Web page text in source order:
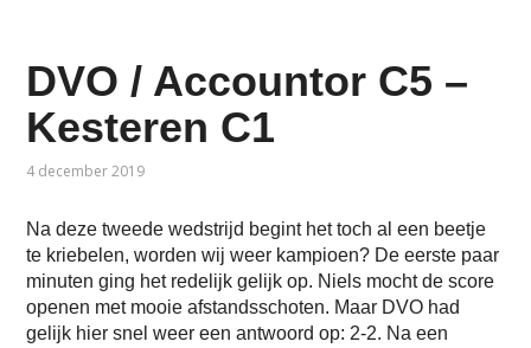
DVO / Accountor C5 –
Kesteren C1
4 december 2019
Na deze tweede wedstrijd begint het toch al een beetje
te kriebelen, worden wij weer kampioen? De eerste paar
minuten ging het redelijk gelijk op. Niels mocht de score
openen met mooie afstandsschoten. Maar DVO had
gelijk hier snel weer een antwoord op: 2-2. Na een